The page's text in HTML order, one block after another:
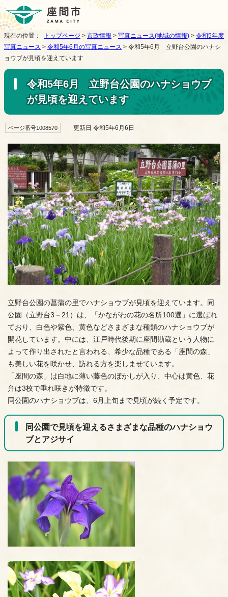
現在の位置： トップページ > 市政情報 > 写真ニュース(地域の情報) > 令和5年度
写真ニュース > 令和5年6月の写真ニュース > 令和5年6月 立野台公園のハナシ
ョウブが見頃を迎えています
令和5年6月 立野台公園のハナショウブ
が見頃を迎えています
ページ番号1008570 更新日 令和5年6月6日
立野台公園の菖蒲の里でハナショウブが見頃を迎えています。同
公園（立野台3－21）は、「かながわの花の名所100選」に選ばれ
ており、白色や紫色、黄色などさまざまな種類のハナショウブが
開花しています。中には、江戸時代後期に座間勘蔵という人物に
よって作り出されたと言われる、希少な品種である「座間の森」
も美しい花を咲かせ、訪れる方を楽しませています。
「座間の森」は白地に薄い藤色のぼかしが入り、中心は黄色、花
弁は3枚で垂れ咲きが特徴です。
同公園のハナショウブは、6月上旬まで見頃が続く予定です。
同公園で見頃を迎えるさまざまな品種のハナショウ
ブとアジサイ